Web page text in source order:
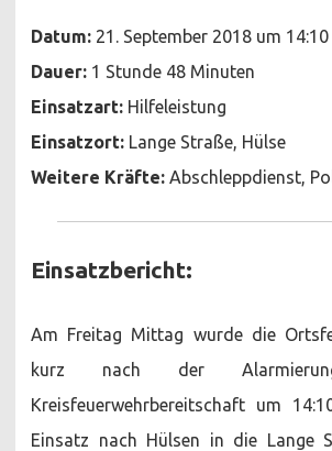
Auslaufende
Betriebsstoffe
Datum: 21. September 2018 um
Dauer: 1 Stunde 48 Minuten
Einsatzart: Hilfeleistung
Einsatzort: Lange Straße, Hülse
Weitere Kräfte: Abschleppdienst,
Einsatzbericht:
Am Freitag Mittag wurde die
kurz nach der
Kreisfeuerwehrbereitschaft um
Einsatz nach Hülsen in die Lange